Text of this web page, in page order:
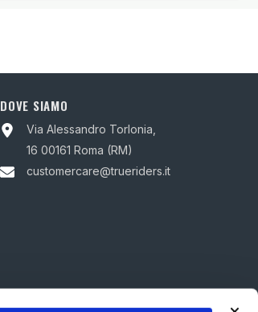
DOVE SIAMO
Via Alessandro Torlonia,
16 00161 Roma (RM)
customercare@trueriders.it